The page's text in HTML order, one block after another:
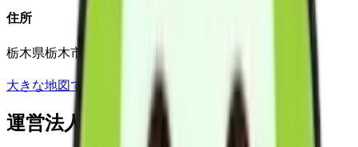
住所
栃木県栃木市箱森町19-34
大きな地図で見る
運営法人